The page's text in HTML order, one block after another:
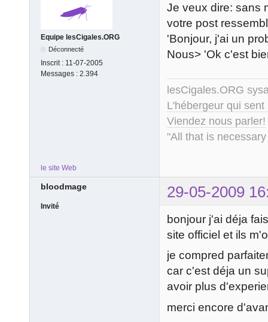
Equipe lesCigales.ORG
Déconnecté
Inscrit : 11-07-2005
Messages : 2.394
Je veux dire: sans
votre post
'Bonjour, j'ai un
Nous> 'Ok c'est
lesCigales.ORG
L'hébergeur qui
Viendez nous parler!
"All that is
le site Web
bloodmage 29-05-2009
Invité
bonjour j'ai déja
site officiel et ils
je compred
car c'est déja un
avoir plus
merci encore